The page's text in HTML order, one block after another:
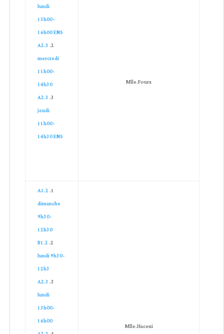
Mlle.Foura
lundi
13h00-
16h00 ENS
A2.3
mercredi
11h00-
14h30
A2.3
jeudi
11h00-
14h30 ENS
Mlle.Haceni
A1.2
dimanche
9h30-
12h30
B1.2
lundi 9h30-
12h3
A2.3
lundi
13h00-
16h00